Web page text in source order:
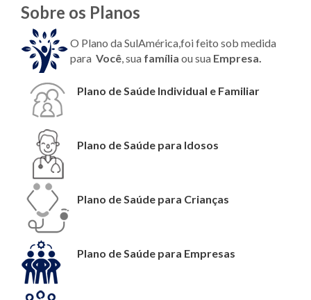
Sobre os Planos
O Plano da SulAmérica,foi feito sob medida
para Você, sua família ou sua Empresa.
Plano de Saúde Individual e Familiar
Plano de Saúde para Idosos
Plano de Saúde para Crianças
Plano de Saúde para Empresas